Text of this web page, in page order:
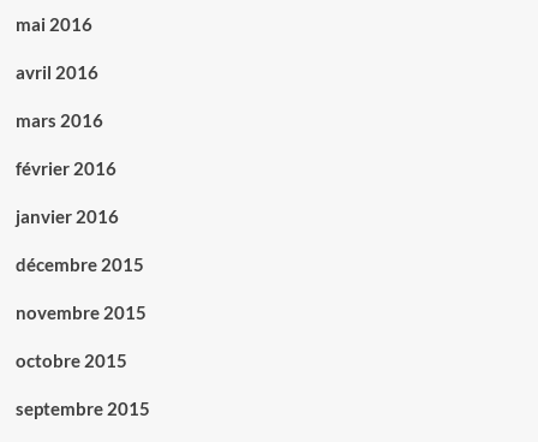
mai 2016
avril 2016
mars 2016
février 2016
janvier 2016
décembre 2015
novembre 2015
octobre 2015
septembre 2015